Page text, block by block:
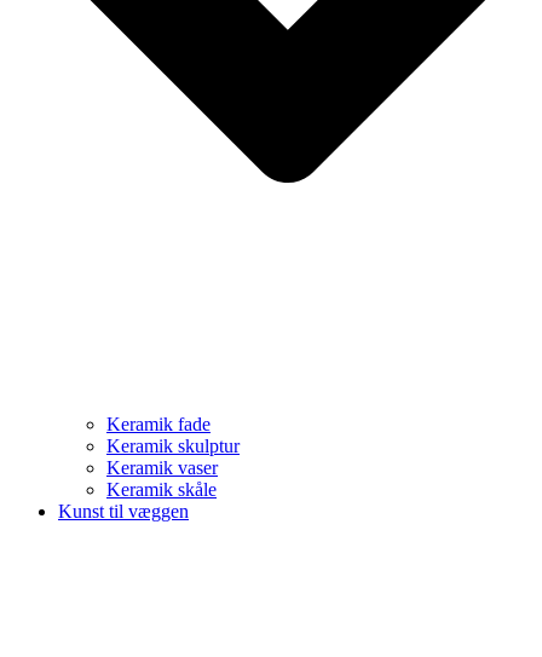
Keramik fade
Keramik skulptur
Keramik vaser
Keramik skåle
Kunst til væggen